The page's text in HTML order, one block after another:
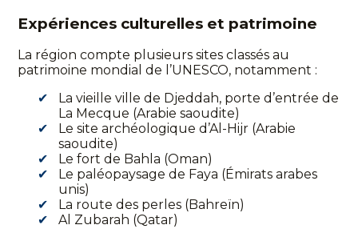
Expériences culturelles et patrimoine
La région compte plusieurs sites classés au
patrimoine mondial de l’UNESCO, notamment :
La vieille ville de Djeddah, porte d’entrée de
La Mecque (Arabie saoudite)
Le site archéologique d’Al-Hijr (Arabie
saoudite)
Le fort de Bahla (Oman)
Le paléopaysage de Faya (Émirats arabes
unis)
La route des perles (Bahreïn)
Al Zubarah (Qatar)